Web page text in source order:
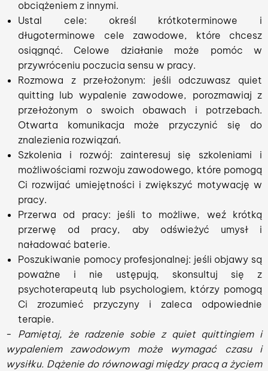
obciążeniem z innymi.
Ustal cele: określ krótkoterminowe i
długoterminowe cele zawodowe, które chcesz
osiągnąć. Celowe działanie może pomóc w
przywróceniu poczucia sensu w pracy.
Rozmowa z przełożonym: jeśli odczuwasz quiet
quitting lub wypalenie zawodowe, porozmawiaj z
przełożonym o swoich obawach i potrzebach.
Otwarta komunikacja może przyczynić się do
znalezienia rozwiązań.
Szkolenia i rozwój: zainteresuj się szkoleniami i
możliwościami rozwoju zawodowego, które pomogą
Ci rozwijać umiejętności i zwiększyć motywację w
pracy.
Przerwa od pracy: jeśli to możliwe, weź krótką
przerwę od pracy, aby odświeżyć umysł i
naładować baterie.
Poszukiwanie pomocy profesjonalnej: jeśli objawy są
poważne i nie ustępują, skonsultuj się z
psychoterapeutą lub psychologiem, którzy pomogą
Ci zrozumieć przyczyny i zaleca odpowiednie
terapie.
- Pamiętaj, że radzenie sobie z quiet quittingiem i
wypaleniem zawodowym może wymagać czasu i
wysiłku. Dążenie do równowagi między pracą a życiem